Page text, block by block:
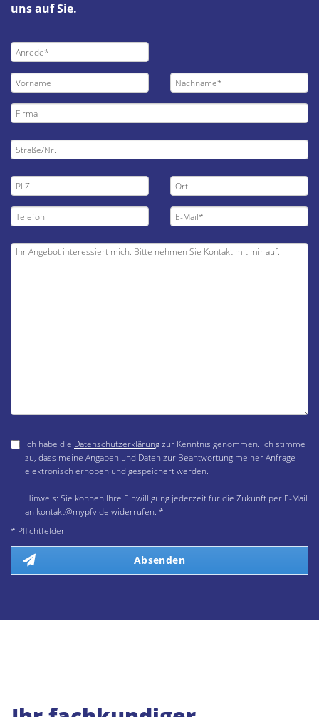
uns auf Sie.
Ich habe die Datenschutzerklärungzur Kenntnis genommen. Ich stimme
zu, dass meine Angaben und Daten zur Beantwortung meiner Anfrage
elektronisch erhoben und gespeichert werden.
Hinweis: Sie können Ihre Einwilligung jederzeit für die Zukunft per E-Mail
an kontakt@mypfv.de widerrufen. *
* Pflichtfelder
Absenden